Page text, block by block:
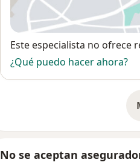
Disponibilidad
Este especialista no ofrece
¿Qué puedo hacer ahora?
No se aceptan